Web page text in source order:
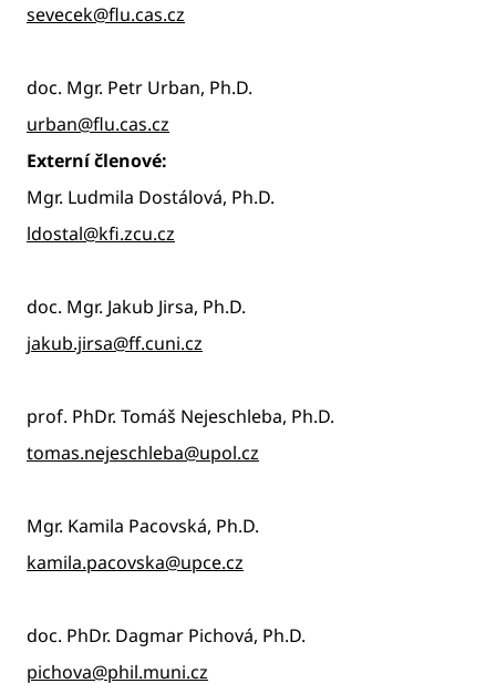
sevecek@flu.cas.cz
doc. Mgr. Petr Urban, Ph.D.
urban@flu.cas.cz
Externí členové:
Mgr. Ludmila Dostálová, Ph.D.
ldostal@kfi.zcu.cz
doc. Mgr. Jakub Jirsa, Ph.D.
jakub.jirsa@ff.cuni.cz
prof. PhDr. Tomáš Nejeschleba, Ph.D.
tomas.nejeschleba@upol.cz
Mgr. Kamila Pacovská, Ph.D.
kamila.pacovska@upce.cz
doc. PhDr. Dagmar Pichová, Ph.D.
pichova@phil.muni.cz